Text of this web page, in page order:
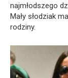
najmłodszego
Mały słodziak
rodziny.